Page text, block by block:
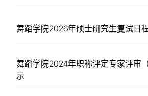
舞蹈学院2026年硕士研究生复试日
舞蹈学院2024年职称评定专家评审
示